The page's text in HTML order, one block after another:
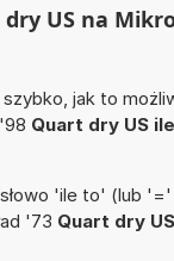
US na
jak to
Quart dry US
'ile to' (lub
'73 Quart dry